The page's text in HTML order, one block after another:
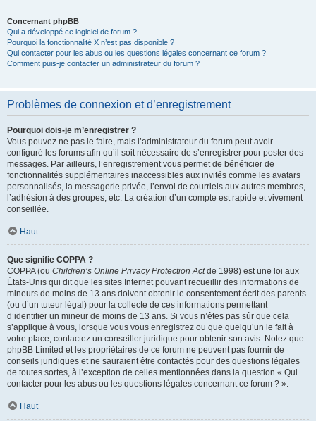
Concernant phpBB
Qui a développé ce logiciel de forum ?
Pourquoi la fonctionnalité X n’est pas disponible ?
Qui contacter pour les abus ou les questions légales concernant ce forum ?
Comment puis-je contacter un administrateur du forum ?
Problèmes de connexion et d’enregistrement
Pourquoi dois-je m’enregistrer ?
Vous pouvez ne pas le faire, mais l’administrateur du forum peut avoir
configuré les forums afin qu’il soit nécessaire de s’enregistrer pour poster des
messages. Par ailleurs, l’enregistrement vous permet de bénéficier de
fonctionnalités supplémentaires inaccessibles aux invités comme les avatars
personnalisés, la messagerie privée, l’envoi de courriels aux autres membres,
l’adhésion à des groupes, etc. La création d’un compte est rapide et vivement
conseillée.
Haut
Que signifie COPPA ?
COPPA (ou Children’s Online Privacy Protection Actde 1998) est une loi aux
États-Unis qui dit que les sites Internet pouvant recueillir des informations de
mineurs de moins de 13 ans doivent obtenir le consentement écrit des parents
(ou d’un tuteur légal) pour la collecte de ces informations permettant
d’identifier un mineur de moins de 13 ans. Si vous n’êtes pas sûr que cela
s’applique à vous, lorsque vous vous enregistrez ou que quelqu’un le fait à
votre place, contactez un conseiller juridique pour obtenir son avis. Notez que
phpBB Limited et les propriétaires de ce forum ne peuvent pas fournir de
conseils juridiques et ne sauraient être contactés pour des questions légales
de toutes sortes, à l’exception de celles mentionnées dans la question « Qui
contacter pour les abus ou les questions légales concernant ce forum ? ».
Haut